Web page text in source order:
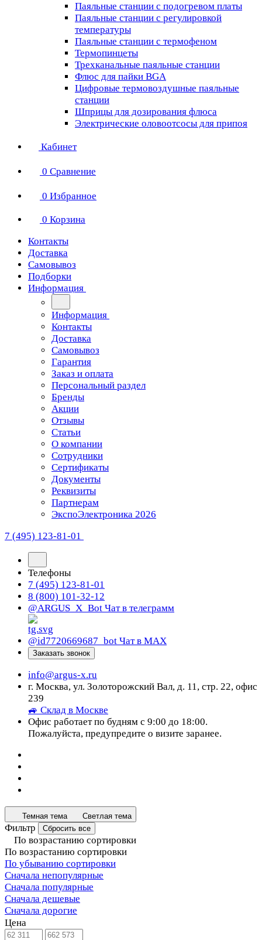
Паяльные станции с подогревом платы
Паяльные станции с регулировкой
температуры
Паяльные станции с термофеном
Термопинцеты
Трехканальные паяльные станции
Флюс для пайки BGA
Цифровые термовоздушные паяльные
станции
Шприцы для дозирования флюса
Электрические оловоотсосы для припоя
Кабинет
0 Сравнение
0 Избранное
0 Корзина
Контакты
Доставка
Самовывоз
Подборки
Информация
Информация
Контакты
Доставка
Самовывоз
Гарантия
Заказ и оплата
Персональный раздел
Бренды
Акции
Отзывы
Статьи
О компании
Сотрудники
Сертификаты
Документы
Реквизиты
Партнерам
ЭкспоЭлектроника 2026
7 (495) 123-81-01
Телефоны
7 (495) 123-81-01
8 (800) 101-32-12
@ARGUS_X_Bot Чат в телеграмм
@id7720669687_bot Чат в МАХ
Заказать звонок
info@argus-x.ru
г. Москва, ул. Золоторожский Вал, д. 11, стр. 22, офис
239
🚙 Склад в Москве
Офис работает по будням с 9:00 до 18:00.
Пожалуйста, предупредите о визите заранее.
Темная тема Светлая тема
Фильтр Сбросить все
По возрастанию сортировки
По возрастанию сортировки
По убыванию сортировки
Сначала непопулярные
Сначала популярные
Сначала дешевые
Сначала дорогие
Цена